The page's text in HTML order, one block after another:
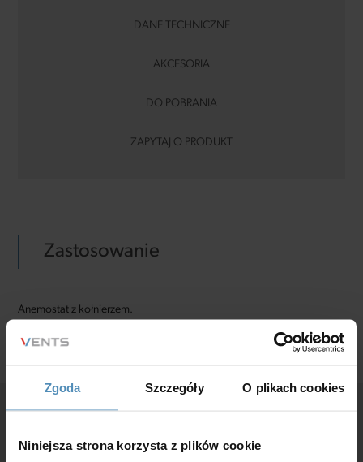
Zgoda Szczegóły O plikach cookies
Niniejsza strona korzysta z plików cookie
DANE TECHNICZNE
AKCESORIA
DO POBRANIA
ZAPYTAJ O PRODUKT
Zastosowanie
Anemostat z kołnierzem.